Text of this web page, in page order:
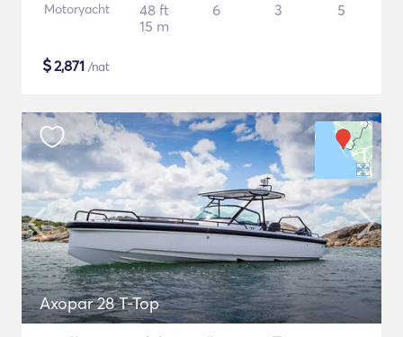
Motoryacht
48 ft
15 m
6 3 5
$2,871 /nat
Axopar 28 T-Top